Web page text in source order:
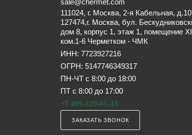
sale@chermet.com
111024, г. Москва, 2-я Кабельная, д.10
127474,г. Москва, бул.
дом 8, корпус 1, этаж 1, помещение
ком.1-6 Черметком - ЧМК
ИНН: 7723927216
ОГРН: 5147746349317
ПН-ЧТ с 8:00 до 18:00
ПТ с 8:00 до 17:00
+7 499-220-01-33
ЗАКАЗАТЬ ЗВОНОК